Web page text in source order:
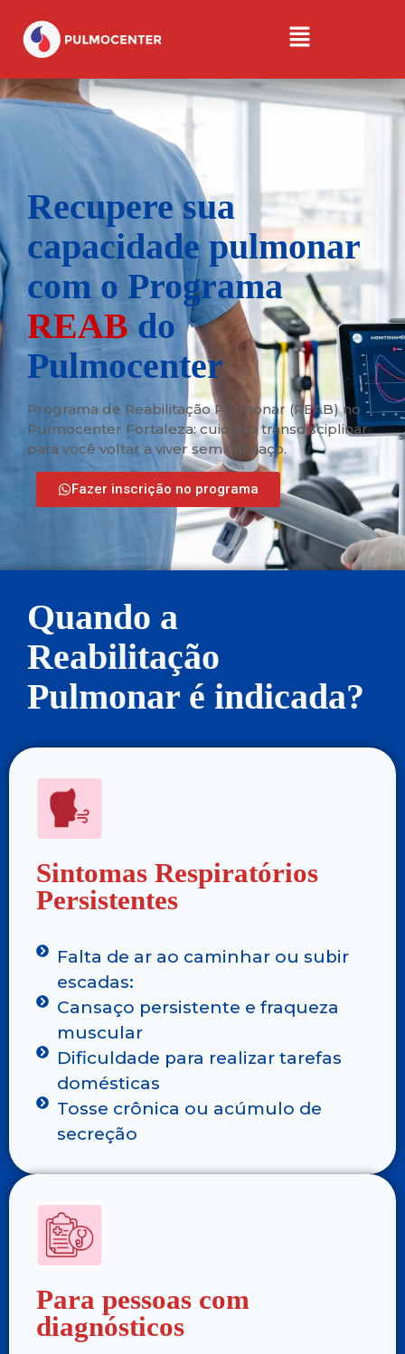
Recupere sua
capacidade pulmonar
com o Programa
REAB do
Pulmocenter
Programa de Reabilitação Pulmonar (REAB) no
Pulmocenter Fortaleza: cuidado transdisciplinar
para você voltar a viver sem cansaço.
Fazer inscrição no programa
Quando a
Reabilitação
Pulmonar é indicada?
Sintomas Respiratórios
Persistentes
Falta de ar ao caminhar ou subir
escadas:
Cansaço persistente e fraqueza
muscular
Dificuldade para realizar tarefas
domésticas
Tosse crônica ou acúmulo de
secreção
Para pessoas com
diagnósticos